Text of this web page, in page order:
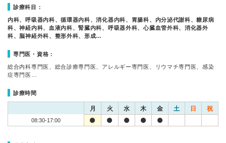
診療科目：
内科、呼吸器内科、循環器内科、消化器内科、胃腸科、内分泌代謝科、糖尿病
科、神経内科、血液内科、腎臓内科、呼吸器外科、心臓血管外科、消化器外
科、脳神経外科、整形外科、形成…
専門医・資格：
総合内科専門医、総合診療専門医、アレルギー専門医、リウマチ専門医、感染
症専門医…
診療時間
月 火 水 木 金 土 日 祝
08:30-17:00